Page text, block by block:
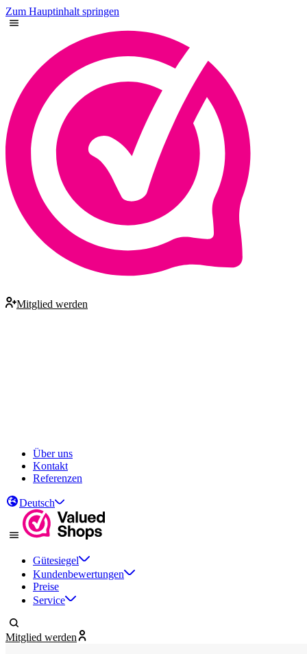
Zum Hauptinhalt springen
Mitglied werden
Über uns
Kontakt
Referenzen
Deutsch
Gütesiegel
Kundenbewertungen
Preise
Service
Mitglied werden